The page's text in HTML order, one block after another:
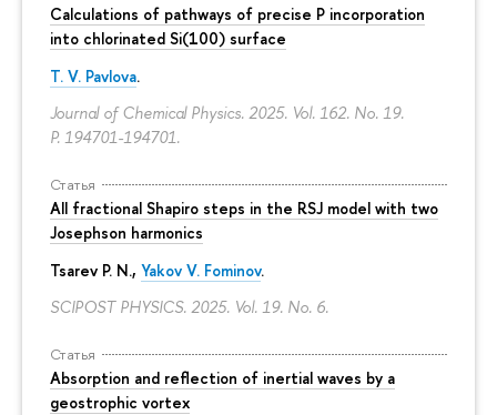
Calculations of pathways of precise P incorporation
into chlorinated Si(100) surface
T. V. Pavlova.
Journal of Chemical Physics. 2025. Vol. 162. No. 19.
P. 194701-194701.
Статья
All fractional Shapiro steps in the RSJ model with two
Josephson harmonics
Tsarev P. N., Yakov V. Fominov.
SCIPOST PHYSICS. 2025. Vol. 19. No. 6.
Статья
Absorption and reflection of inertial waves by a
geostrophic vortex